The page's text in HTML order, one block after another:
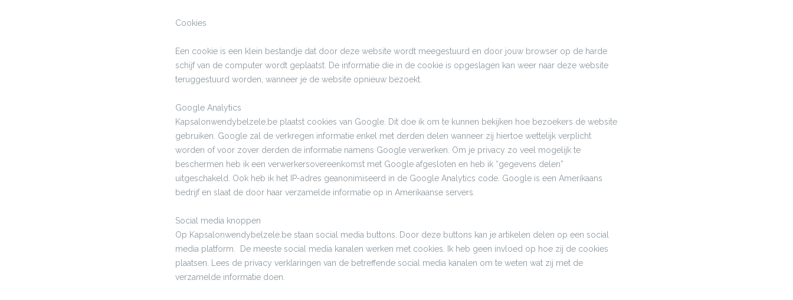
Cookies
Een cookie is een klein bestandje dat door deze website wordt meegestuurd en door jouw browser op de harde
schijf van de computer wordt geplaatst. De informatie die in de cookie is opgeslagen kan weer naar deze website
teruggestuurd worden, wanneer je de website opnieuw bezoekt.
Google Analytics
Kapsalonwendybelzele.be plaatst cookies van Google. Dit doe ik om te kunnen bekijken hoe bezoekers de website
gebruiken. Google zal de verkregen informatie enkel met derden delen wanneer zij hiertoe wettelijk verplicht
worden of voor zover derden de informatie namens Google verwerken. Om je privacy zo veel mogelijk te
beschermen heb ik een verwerkersovereenkomst met Google afgesloten en heb ik “gegevens delen”
uitgeschakeld. Ook heb ik het IP-adres geanonimiseerd in de Google Analytics code. Google is een Amerikaans
bedrijf en slaat de door haar verzamelde informatie op in Amerikaanse servers.
Social media knoppen
Op Kapsalonwendybelzele.be staan social media buttons. Door deze buttons kan je artikelen delen op een social
media platform. De meeste social media kanalen werken met cookies. Ik heb geen invloed op hoe zij de cookies
plaatsen. Lees de privacy verklaringen van de betreffende social media kanalen om te weten wat zij met de
verzamelde informatie doen.